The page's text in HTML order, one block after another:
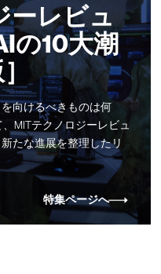
ーレビュ
の10大潮
向けるべきものは何
MITテクノロジーレビュ
たな進展を整理したリ
特集ページへ